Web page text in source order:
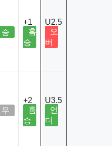
승
+1
홈
승
U2.5
오
버
무
+2
홈
승
U3.5
언
더